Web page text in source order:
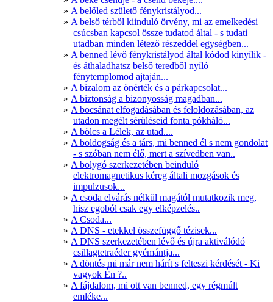
A belőled születő fénykristályod...
A belső térből kiinduló örvény, mi az emelkedési
csúcsban kapcsol össze tudatod által - s tudati
utadban minden létező részeddel egységben...
A benned lévő fénykristályod által kódod kinyílik -
és áthaladhatsz belső teredből nyíló
fénytemplomod ajtaján...
A bizalom az önérték és a párkapcsolat...
A biztonság a bizonyosság magadban...
A bocsánat elfogadásában és feloldozásában, az
utadon megélt sérüléseid fonta pókháló...
A bölcs a Lélek, az utad....
A boldogság és a társ, mi benned él s nem gondolat
- s szóban nem élő, mert a szívedben van..
A bolygó szerkezetében beinduló
elektromagnetikus kéreg általi mozgások és
impulzusok...
A csoda elvárás nélkül magától mutatkozik meg,
hisz egoból csak egy elképzelés..
A Csoda...
A DNS - etekkel összefüggő tézisek...
A DNS szerkezetében lévő és újra aktiválódó
csillagtetraéder gyémántja...
A döntés mi már nem hárít s felteszi kérdését - Ki
vagyok Én ?..
A fájdalom, mi ott van benned, egy régmúlt
emléke...